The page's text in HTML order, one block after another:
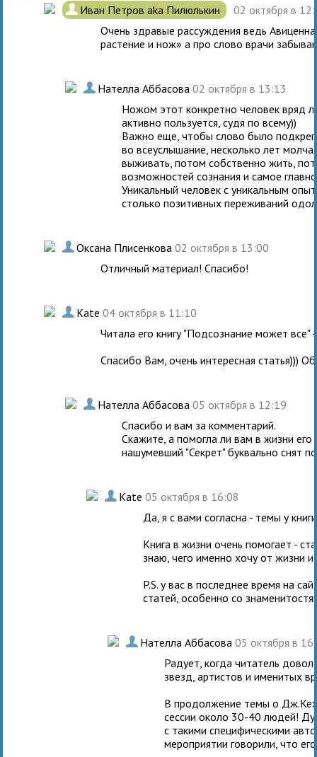
. Иван Петров aka Пилюлькин
02 октября в
Очень здравые рассуждения ведь
растение и нож» а про слово врачи
. Нателла Аббасова02 октября в 13:13
Ножом этот конкретно человек вряд
активно пользуется, судя по всему))
Важно еще, чтобы слово было
во всеуслышание, несколько лет
выживать, потом собственно жить,
возможностей сознания и самое
Уникальный человек с уникальным
столько позитивных переживаний
. Оксана Плисенкова02 октября в 13:00
Отличный материал! Спасибо!
. Kate04 октября в 11:10
Читала его книгу "Подсознание может все"
Спасибо Вам, очень интересная статья)))
. Нателла Аббасова05 октября в 12:19
Спасибо и вам за комментарий.
Скажите, а помогла ли вам в жизни его
нашумевший "Секрет" буквально снят
. Kate05 октября в 16:08
Да, я с вами согласна - темы у
Книга в жизни очень помогает -
знаю, чего именно хочу от жизни
P.S. у вас в последнее время на
статей, особенно со
. Нателла Аббасова05 октября в
Радует, когда читатель
звезд, артистов и именитых
В продолжение темы о
сессии около 30-40 людей!
с такими специфическими
мероприятии говорили, что